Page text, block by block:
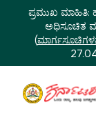
ಪ್ರಮುಖ ಮಾಹಿತಿ:
ಅಧಿಸೂಚಿತ
(